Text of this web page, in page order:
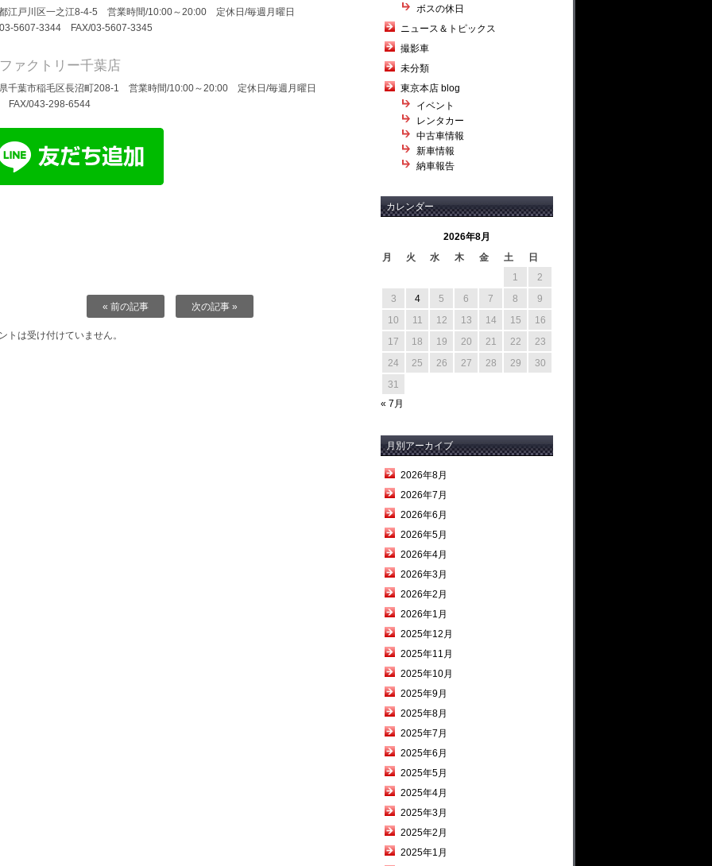
江戸川区一之江8-4-5 営業時間/10:00～20:00 定休日/毎週月曜日
5607-3344 FAX/03-5607-3345
ァクトリー千葉店
千葉市稲毛区長沼町208-1 営業時間/10:00～20:00 定休日/毎週月曜日
FAX/043-298-6544
« 前の記事 次の記事 »
トは受け付けていません。
ボスの休日
ニュース＆トピックス
撮影車
未分類
東京本店 blog
イベント
レンタカー
中古車情報
新車情報
納車報告
カレンダー
2026年8月
月
火 水 木 金 土
日
1
2
3
4 5 6 7 8
9
10
11 12 13 14 15
16
17
18 19 20 21 22
23
24
25 26 27 28 29
30
31
« 7月
月別アーカイブ
2026年8月
2026年7月
2026年6月
2026年5月
2026年4月
2026年3月
2026年2月
2026年1月
2025年12月
2025年11月
2025年10月
2025年9月
2025年8月
2025年7月
2025年6月
2025年5月
2025年4月
2025年3月
2025年2月
2025年1月